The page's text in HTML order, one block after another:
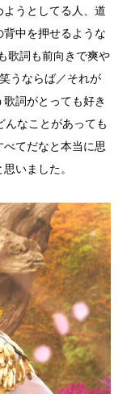
うとしてる人、道
中を押せるような
歌詞も前向きで爽や
うならば／それが
詞がとっても好き
なことがあっても
てだなと本当に思
いました。